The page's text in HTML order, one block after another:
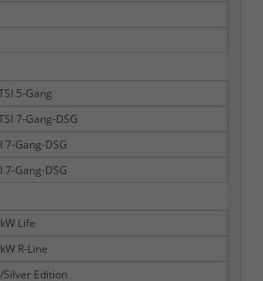
5-Gang
7-Gang-DSG
7-Gang-DSG
7-Gang-DSG
Life
R-Line
Silver Edition